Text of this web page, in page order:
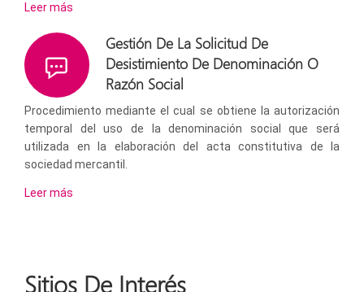
Leer más
Gestión De La Solicitud De
Desistimiento De Denominación O
Razón Social
Procedimiento mediante el cual se obtiene la autorización
temporal del uso de la denominación social que será
utilizada en la elaboración del acta constitutiva de la
sociedad mercantil.
Leer más
Sitios De Interés